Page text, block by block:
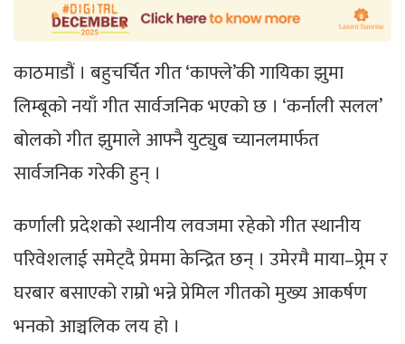
काठमाडौं । बहुचर्चित गीत ‘काफ्ले’की गायिका झुमा
लिम्बूको नयाँ गीत सार्वजनिक भएको छ । ‘कर्नाली सलल’
बोलको गीत झुमाले आफ्नै युट्युब च्यानलमार्फत
सार्वजनिक गरेकी हुन् ।
कर्णाली प्रदेशको स्थानीय लवजमा रहेको गीत स्थानीय
परिवेशलाई समेट्दै प्रेममा केन्द्रित छन् । उमेरमै माया–प्र्रेम र
घरबार बसाएको राम्रो भन्ने प्रेमिल गीतको मुख्य आकर्षण
भनको आञ्चलिक लय हो ।